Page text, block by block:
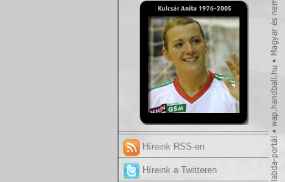
Híreink RSS-en
Híreink a Twitteren